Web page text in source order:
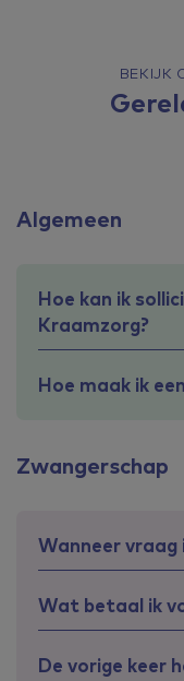
BEKIJK
Algemeen
Hoe kan ik
Kraamzorg?
Hoe maak ik
Zwangerschap
Wanneer vraag
Wat betaal ik
De vorige keer